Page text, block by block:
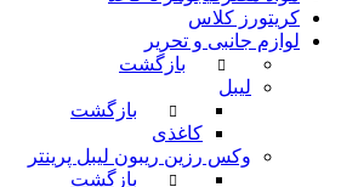
کریتورز کلاس
لوازم جانبی و تحریر
بازگشت
لیبل
بازگشت
کاغذی
وکس رزین ریبون لیبل پرینتر
بازگشت